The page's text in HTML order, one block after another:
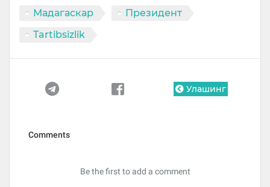
Мадагаскар
Президент
Tartibsizlik
Улашинг